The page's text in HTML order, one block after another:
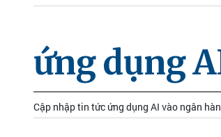
ứng dụng
Cập nhập tin tức ứng dụng AI vào ngân